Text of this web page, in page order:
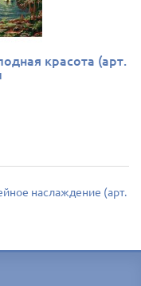
красота (арт.
наслаждение (арт.